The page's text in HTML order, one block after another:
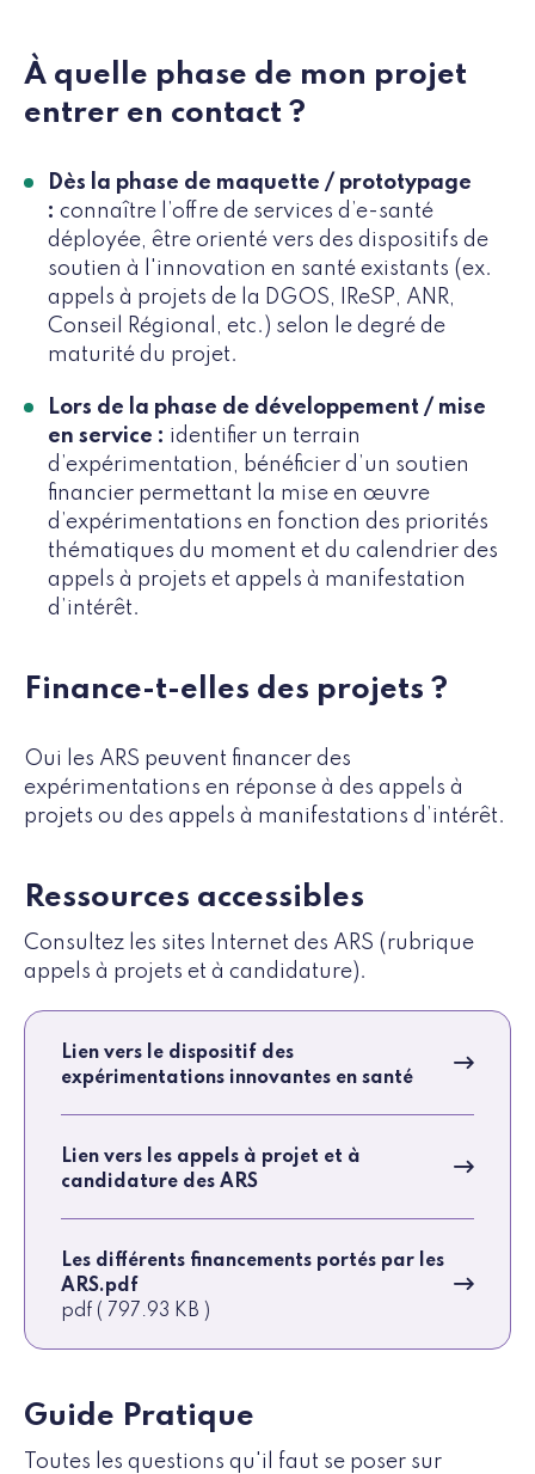
À quelle phase de mon projet
entrer en contact ?
Dès la phase de maquette / prototypage
: connaître l’offre de services d’e-santé
déployée, être orienté vers des dispositifs de
soutien à l'innovation en santé existants (ex.
appels à projets de la DGOS, IReSP, ANR,
Conseil Régional, etc.) selon le degré de
maturité du projet.
Lors de la phase de développement / mise
en service : identifier un terrain
d’expérimentation, bénéficier d’un soutien
financier permettant la mise en œuvre
d’expérimentations en fonction des priorités
thématiques du moment et du calendrier des
appels à projets et appels à manifestation
d’intérêt.
Finance-t-elles des projets ?
Oui les ARS peuvent financer des
expérimentations en réponse à des appels à
projets ou des appels à manifestations d’intérêt.
Ressources accessibles
Consultez les sites Internet des ARS (rubrique
appels à projets et à candidature).
Lien vers le dispositif des
expérimentations innovantes en santé
Lien vers les appels à projet et à
candidature des ARS
Les différents financements portés par les
ARS.pdf
pdf ( 797.93 KB )
Guide Pratique
Toutes les questions qu'il faut se poser sur